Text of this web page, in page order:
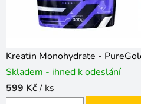
Kreatin Monohydrate -
Skladem - ihned k odeslání
599 Kč/ ks